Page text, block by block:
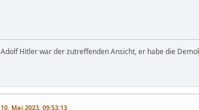
Adolf Hitler war der zutreffenden Ansicht, er habe die
10. Mai 2023, 09:53:13